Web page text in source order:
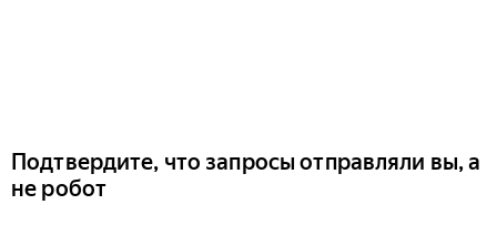
Подтвердите, что запросы отправляли вы, а
не робот